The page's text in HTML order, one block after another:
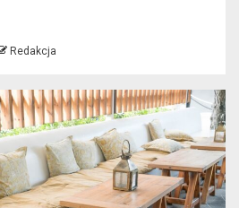
Redakcja